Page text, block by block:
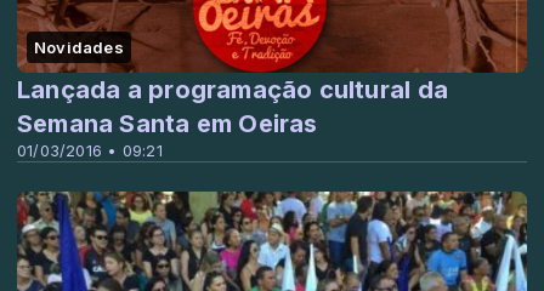
Novidades
01/03/2016 • 09:21
Lançada a programação cultural da
Semana Santa em Oeiras